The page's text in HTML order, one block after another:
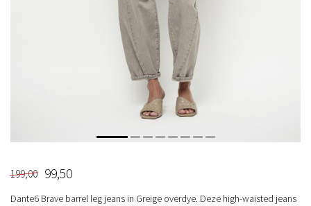
199,00 99,50
Dante6 Brave barrel leg jeans in Greige overdye. Deze high-waisted jeans